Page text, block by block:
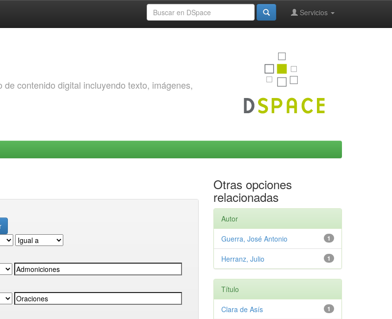
Servicios
contenido digital incluyendo texto, imágenes,
Otras opciones
relacionadas
Autor
1
Guerra, José Antonio
1
Herranz, Julio
Título
1
Clara de Asís